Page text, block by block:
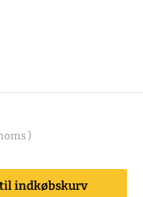
)
indkøbskurv